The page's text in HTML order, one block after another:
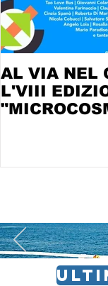
AL VIA NEL
L'VIII